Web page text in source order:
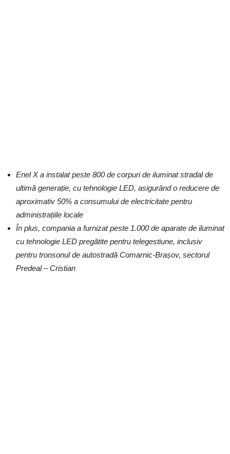
Enel X a instalat peste 800 de corpuri de iluminat stradal de
ultimă generație, cu tehnologie LED, asigurând o reducere de
aproximativ 50% a consumului de electricitate pentru
administrațiile locale
În plus, compania a furnizat peste 1.000 de aparate de iluminat
cu tehnologie LED pregătite pentru telegestiune, inclusiv
pentru tronsonul de autostradă Comarnic-Brașov, sectorul
Predeal – Cristian